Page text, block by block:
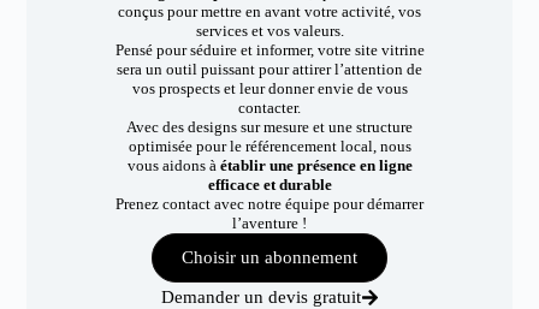
conçus pour mettre en avant votre activité, vos
services et vos valeurs.
Pensé pour séduire et informer, votre site vitrine
sera un outil puissant pour attirer l’attention de
vos prospects et leur donner envie de vous
contacter.
Avec des designs sur mesure et une structure
optimisée pour le référencement local, nous
vous aidons à établir une présence en ligne
efficace et durable
Prenez contact avec notre équipe pour démarrer
l’aventure !
Choisir un abonnement
Demander un devis gratuit